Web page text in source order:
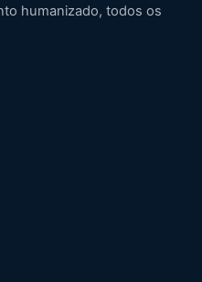
humanizado, todos os